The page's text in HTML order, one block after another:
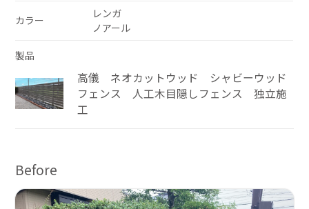
カラー
レンガ
ノアール
製品
高儀 ネオカットウッド シャビーウッド
フェンス 人工木目隠しフェンス 独立施
工
Before